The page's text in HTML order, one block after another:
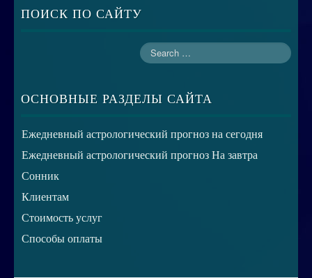
ПОИСК ПО САЙТУ
ОСНОВНЫЕ РАЗДЕЛЫ САЙТА
Ежедневный астрологический прогноз на сегодня
Ежедневный астрологический прогноз На завтра
Сонник
Клиентам
Стоимость услуг
Способы оплаты